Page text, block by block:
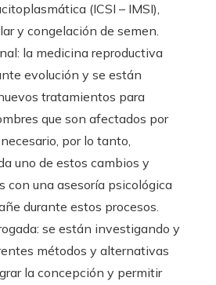
(ICSI – IMSI),
y congelación de semen.
la medicina reproductiva
evolución y se están
tratamientos para
que son afectados por
por lo tanto,
uno de estos cambios y
con una asesoría psicológica
durante estos procesos.
se están investigando y
métodos y alternativas
la concepción y permitir